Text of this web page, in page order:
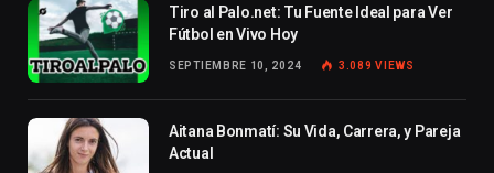
Tiro al Palo.net: Tu Fuente Ideal para Ver
Fútbol en Vivo Hoy
SEPTIEMBRE 10, 2024 3.089VIEWS
Aitana Bonmatí: Su Vida, Carrera, y Pareja
Actual